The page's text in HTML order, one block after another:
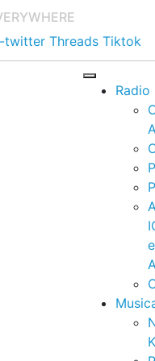
twitter Threads Tiktok
Radio
e